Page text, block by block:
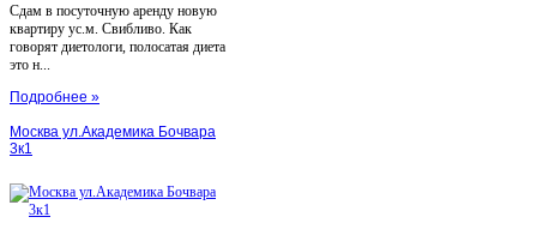
Сдам в посуточную аренду новую
квартиру ус.м. Свибливо. Как
говорят диетологи, полосатая диета
это н...
Подробнее »
Москва ул.Академика Бочвара
3к1